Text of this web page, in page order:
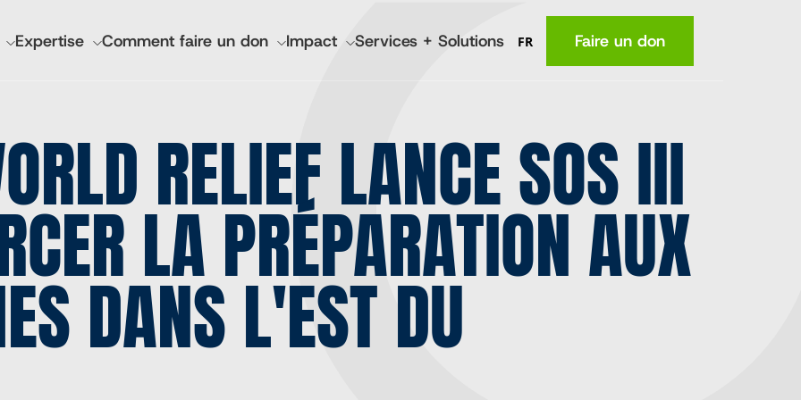
et rapports annuels
Santé mondiale de l'IMA
Lutheran World Relief (en anglais)
CGA Technologies
Investissement de base
Marques des marchés fermiers
Cadasta
Lieu
La nutrition
Santé
Connaissances
Revenus
Expertise Comment faire un don Impact Services + Solutions FR Faire un don
RELIEF LANCE SOS III
LA PRÉPARATION AUX
DANS L'EST DU